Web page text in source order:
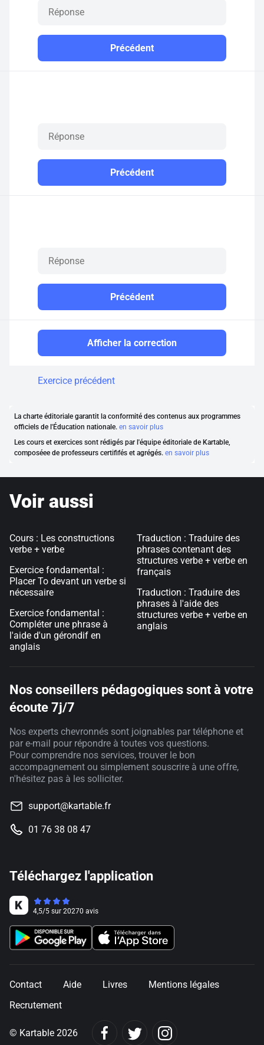
Précédent
Précédent
Précédent
Afficher la correction
Exercice précédent
La charte éditoriale garantit la conformité des contenus aux programmes
officiels de l'Éducation nationale. en savoir plus
Les cours et exercices sont rédigés par l'équipe éditoriale de Kartable,
composéee de professeurs certififés et agrégés. en savoir plus
Voir aussi
Cours : Les constructions
verbe + verbe
Exercice fondamental :
Placer To devant un verbe si
nécessaire
Exercice fondamental :
Compléter une phrase à
l'aide d'un gérondif en
anglais
Traduction : Traduire des
phrases contenant des
structures verbe + verbe en
français
Traduction : Traduire des
phrases à l'aide des
structures verbe + verbe en
anglais
Nos conseillers pédagogiques sont à votre
écoute 7j/7
Nos experts chevronnés sont joignables par téléphone et
par e-mail pour répondre à toutes vos questions.
Pour comprendre nos services, trouver le bon
accompagnement ou simplement souscrire à une offre,
n'hésitez pas à les solliciter.
support@kartable.fr
01 76 38 08 47
Téléchargez l'application
4,5/5 sur 20270 avis
Contact Aide Livres
Mentions légales
Recrutement
© Kartable 2026